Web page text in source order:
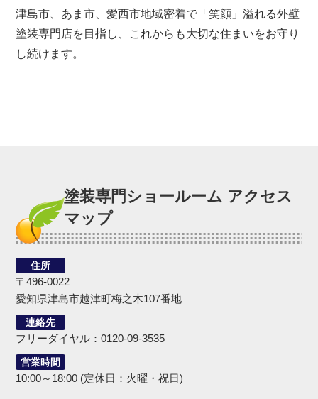
津島市、あま市、愛西市地域密着で「笑顔」溢れる外壁
塗装専門店を目指し、これからも大切な住まいをお守り
し続けます。
塗装専門ショールーム アクセス
マップ
住所
〒496-0022
愛知県津島市越津町梅之木107番地
連絡先
フリーダイヤル：0120-09-3535
営業時間
10:00～18:00 (定休日：火曜・祝日)